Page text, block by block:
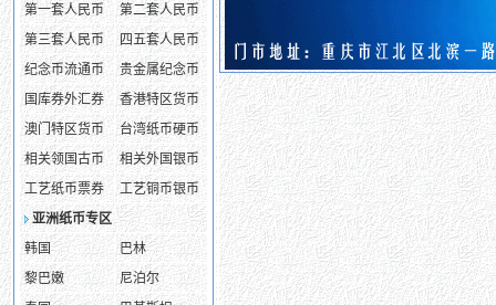
第一套人民币
第二套人民币
第三套人民币
四五套人民币
纪念币流通币
贵金属纪念币
国库券外汇券
香港特区货币
澳门特区货币
台湾纸币硬币
相关领国古币
相关外国银币
工艺纸币票券
工艺铜币银币
亚洲纸币专区
韩国
巴林
黎巴嫩
尼泊尔